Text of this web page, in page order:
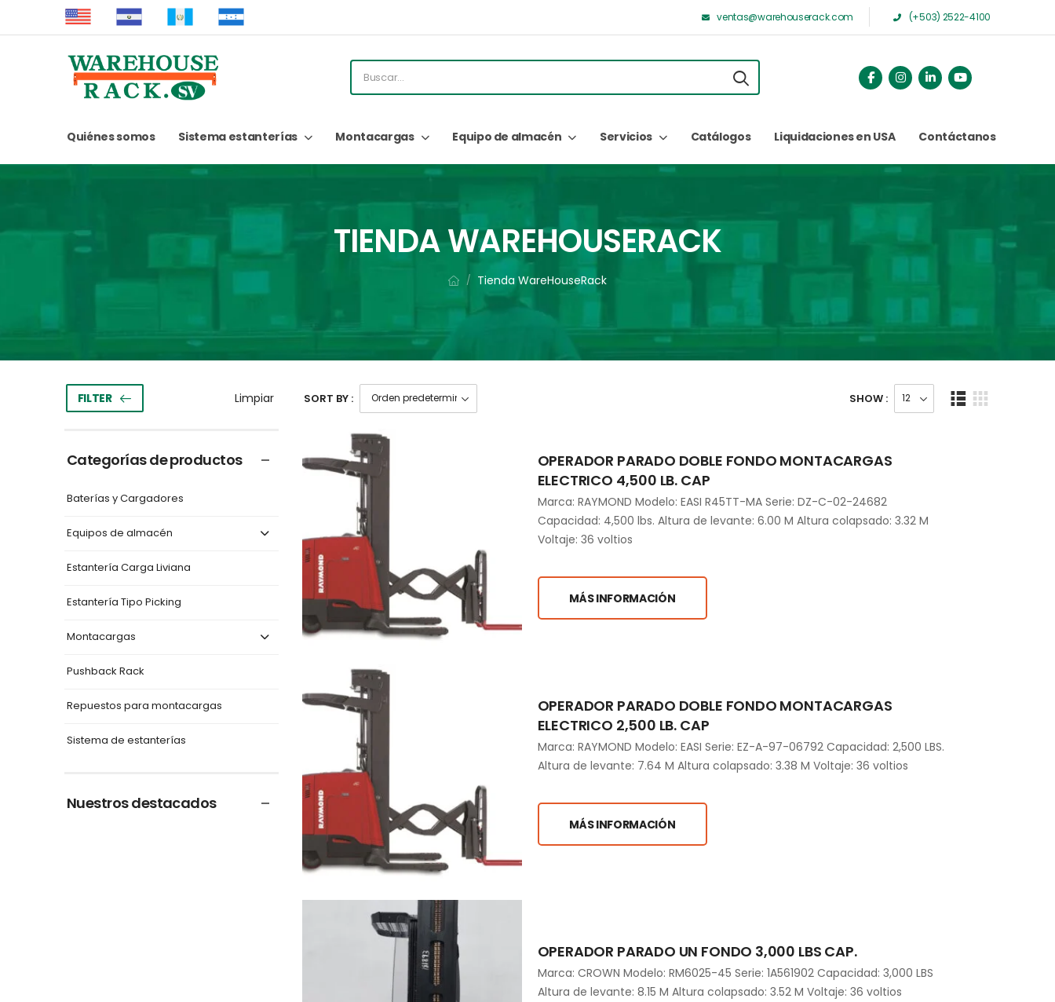
ventas@warehouserack.com (+503) 2522-4100
Quiénes somos Sistema estanterías Montacargas Equipo de almacén Servicios Catálogos Liquidaciones en USA Contáctanos
TIENDA WAREHOUSERACK
/ Tienda WareHouseRack
FILTER
Categorías de productos
Baterías y Cargadores
Equipos de almacén
Estantería Carga Liviana
Estantería Tipo Picking
Montacargas
Pushback Rack
Repuestos para montacargas
Sistema de estanterías
Nuestros destacados
SORT BY : SHOW :
OPERADOR PARADO DOBLE FONDO MONTACARGAS
ELECTRICO 4,500 LB. CAP
Marca: RAYMOND Modelo: EASI R45TT-MA Serie: DZ-C-02-24682
Capacidad: 4,500 lbs. Altura de levante: 6.00 M Altura colapsado: 3.32 M
Voltaje: 36 voltios
MÁS INFORMACIÓN
OPERADOR PARADO DOBLE FONDO MONTACARGAS
ELECTRICO 2,500 LB. CAP
Marca: RAYMOND Modelo: EASI Serie: EZ-A-97-06792 Capacidad: 2,500 LBS.
Altura de levante: 7.64 M Altura colapsado: 3.38 M Voltaje: 36 voltios
MÁS INFORMACIÓN
OPERADOR PARADO UN FONDO 3,000 LBS CAP.
Marca: CROWN Modelo: RM6025-45 Serie: 1A561902 Capacidad: 3,000 LBS
Altura de levante: 8.15 M Altura colapsado: 3.52 M Voltaje: 36 voltios